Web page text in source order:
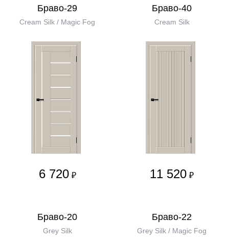
Браво-29
Cream Silk / Magic Fog
6 720 ₽
Браво-40
Cream Silk
11 520 ₽
Браво-20
Grey Silk
Браво-22
Grey Silk / Magic Fog